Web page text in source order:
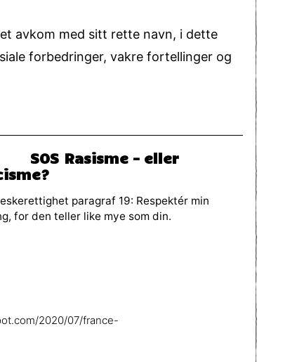
avkom med sitt rette navn, i dette
forbedringer, vakre fortellinger og
SOS Rasisme – eller
paragraf 19: Respektér min
for den teller like mye som din.
2020/07/france-